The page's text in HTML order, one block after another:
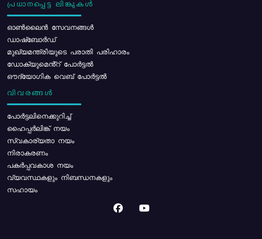
പ്രധാനപ്പെട്ട ലിങ്കുകൾ
ഓൺലൈൻ സേവനങ്ങൾ
ഡാഷ്ബോർഡ്
മുഖ്യമന്ത്രിയുടെ പരാതി പരിഹാരം
ഡോക്യുമെൻ്റ് പോർട്ടൽ
ഔദ്യോഗിക വെബ് പോർട്ടൽ
വിവരങ്ങൾ
പോര്‍ട്ടലിനെക്കുറിച്ച്
ഹൈപ്പർലിങ്ക് നയം
സ്വകാര്യതാ നയം
നിരാകരണം
പകർപ്പവകാശ നയം
വ്യവസ്ഥകളും നിബന്ധനകളും
സഹായം